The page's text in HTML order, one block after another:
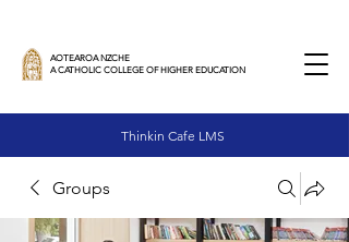
AOTEAROA NZCHE
A CATHOLIC COLLEGE OF HIGHER EDUCATION
Thinkin Cafe LMS
Groups